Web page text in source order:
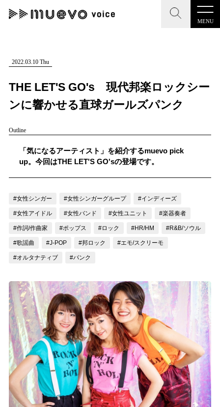
MENU
CLOSE
記事を検索する
人気ワード
#男性SSW #ポップス #女性SSW
CLOSE
"読者の声を形にする”音楽特化メディア
MENU
記事一覧
お問い合わせ
記事リクエスト
ログイン
LINK
muevoクラウドファンディング
muevoコミュニティ
ぶいクラ！by muevo
ぶいコミュ！by muevo
ぶいマガ！ by muevo
2022.03.10 Thu
THE LET'S GO's 現代邦楽ロックシー
ンに響かせる直球ガールズパンク
Outline
「気になるアーティスト」を紹介するmuevo pick
up。今回はTHE LET'S GO'sの登場です。
#女性シンガー #女性シンガーグループ #インディーズ
#女性アイドル #女性バンド #女性ユニット #楽器奏者
#作詞/作曲家 #ポップス #ロック #HR/HM #R&B/ソウル
#歌謡曲 #J-POP #邦ロック #エモ/スクリーモ
#オルタナティブ #パンク